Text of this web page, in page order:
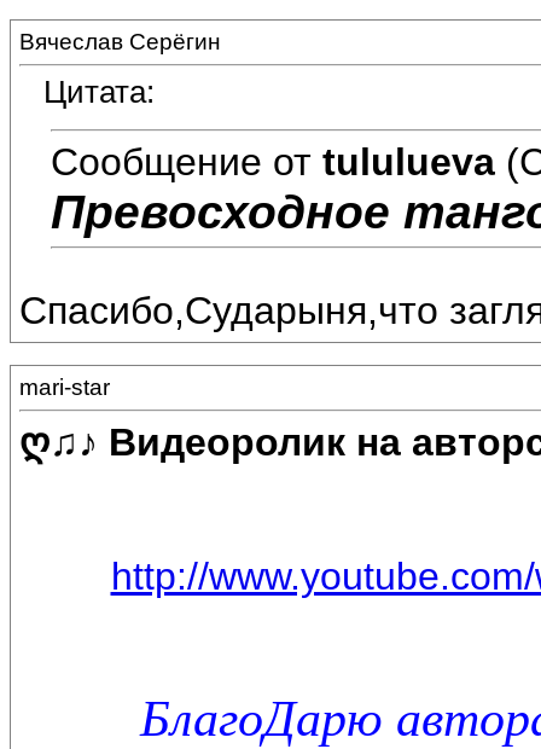
Вячеслав Серёгин
Цитата:
Сообщение от tululueva
Превосходное
Спасибо,Сударыня,что
mari-star
ღ♫♪ Видеоролик на
http://
БлагоДарю